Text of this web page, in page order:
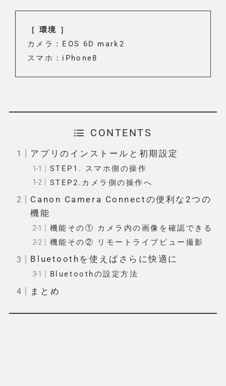
［ 環境 ］
カメラ：EOS 6D mark2
スマホ：iPhone8
CONTENTS
アプリのインストールと初期設定
STEP1. スマホ側の操作
STEP2.カメラ側の操作へ
Canon Camera Connectの便利な2つの
機能
機能その① カメラ内の画像を確認できる
機能その② リモートライブビュー撮影
Bluetoothを使えばさらに快適に
Bluetoothの設定方法
まとめ